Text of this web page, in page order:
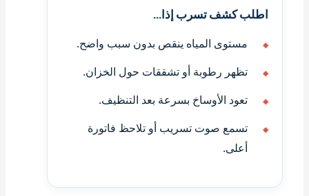
اطلب كشف تسرب إذا...
مستوى المياه ينقص بدون سبب واضح.
تظهر رطوبة أو تشققات حول الخزان.
تعود الأوساخ بسرعة بعد التنظيف.
تسمع صوت تسريب أو تلاحظ فاتورة
أعلى.